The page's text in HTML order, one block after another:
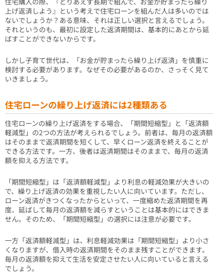
上げ返済しよう』という考えで住宅ローンを組んだ人は多いのでは
ないでしょうか？ある意味、それは正しい選択と言えるでしょう。
それというのも、最初に設定した返済期間は、基本的にあとから延
ばすことができないからです。
しかし子育て世代は、「お金が貯まったら繰り上げ返済」を慎重に
検討する必要があります。なぜその必要があるのか、さっそく見て
いきましょう。
住宅ローンの繰り上げ返済には2種類ある
住宅ローンの繰り上げ返済をする場合、「期間短縮型」と「返済額
軽減型」の2つの方法が考えられるでしょう。前者は、毎月の返済額
はそのままで返済期間を短くして、早くローン返済を終えることが
できる方法です。一方、後者は返済期間はそのままで、毎月の返済
額を抑える方法です。
「期間短縮型」は「返済額軽減型」より利息の軽減効果が大きいの
で、繰り上げ返済の効果を重視したい人に向いています。ただし、
ローン返済がきつくなったからといって、一度縮めた返済期間を再
度、延ばして毎月の返済額を減らすということは基本的にはできま
せん。そのため、「期間短縮型」の選択には注意が必要です。
一方「返済額軽減型」は、利息軽減効果は「期間短縮型」より小さ
くなりますが、借入時の返済期間をそのまま残すことができます。
毎月の返済額を抑えて生活を安定させたい人に向いていると言える
でしょう。